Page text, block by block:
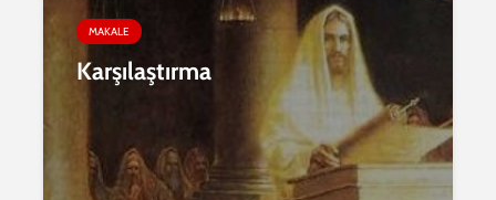
MAKALE
Karşılaştırma